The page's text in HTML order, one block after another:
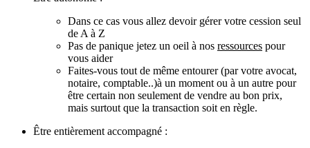
Dans ce cas vous allez devoir gérer votre cession seul
de A à Z
Pas de panique jetez un oeil à nos ressources pour
vous aider
Faites-vous tout de même entourer (par votre avocat,
notaire, comptable..)à un moment ou à un autre pour
être certain non seulement de vendre au bon prix,
mais surtout que la transaction soit en règle.
Être entièrement accompagné :